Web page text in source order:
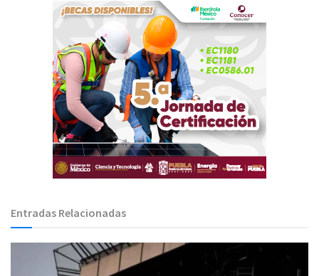
Entradas Relacionadas